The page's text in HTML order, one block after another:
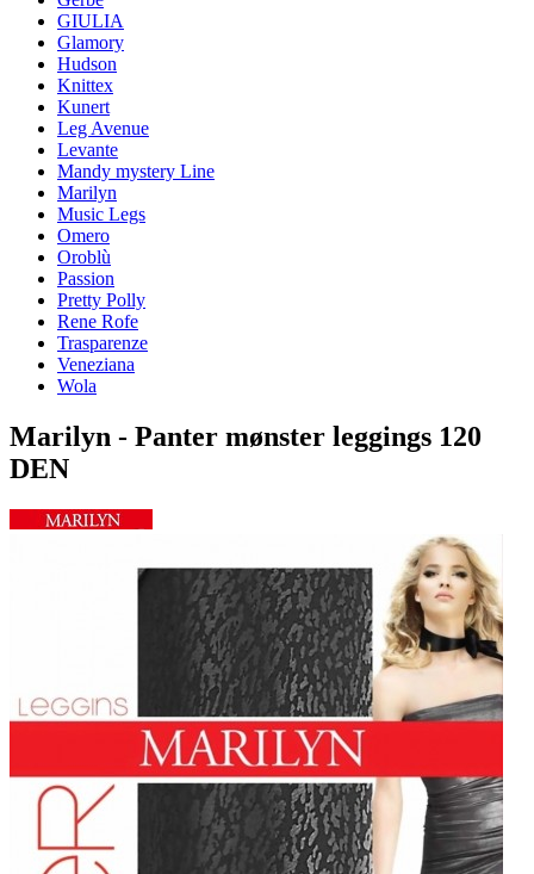
GIULIA
Glamory
Hudson
Knittex
Kunert
Leg Avenue
Levante
Mandy mystery Line
Marilyn
Music Legs
Omero
Oroblù
Passion
Pretty Polly
Rene Rofe
Trasparenze
Veneziana
Wola
Marilyn - Panter mønster leggings 120
DEN